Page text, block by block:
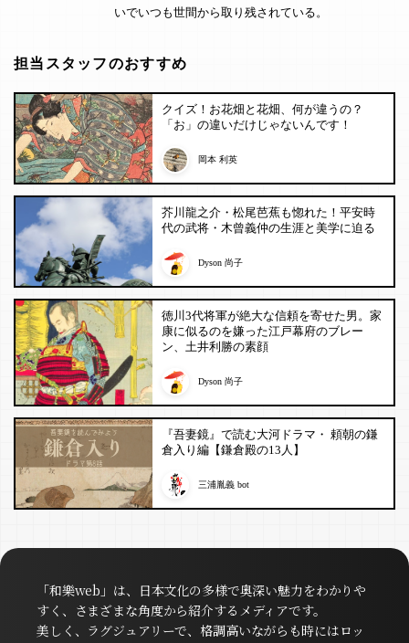
いでいつも世間から取り残されている。
担当スタッフのおすすめ
クイズ！お花畑と花畑、何が違うの？
「お」の違いだけじゃないんです！
岡本 利英
芥川龍之介・松尾芭蕉も惚れた！平安時
代の武将・木曾義仲の生涯と美学に迫る
Dyson 尚子
徳川3代将軍が絶大な信頼を寄せた男。家
康に似るのを嫌った江戸幕府のブレー
ン、土井利勝の素顔
Dyson 尚子
『吾妻鏡』で読む大河ドラマ・ 頼朝の鎌
倉入り編【鎌倉殿の13人】
三浦胤義 bot
「和樂web」は、日本文化の多様で奥深い魅力をわかりや
すく、さまざまな角度から紹介するメディアです。
美しく、ラグジュアリーで、格調高いながらも時にはロッ